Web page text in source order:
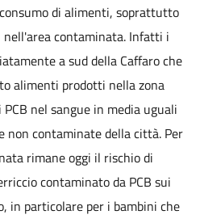
di alimenti, soprattutto
contaminata. Infatti i
a sud della Caffaro che
alimenti prodotti nella zona
nel sangue in media uguali
non contaminate della città. Per
rimane oggi il rischio di
contaminato da PCB sui
in particolare per i bambini che